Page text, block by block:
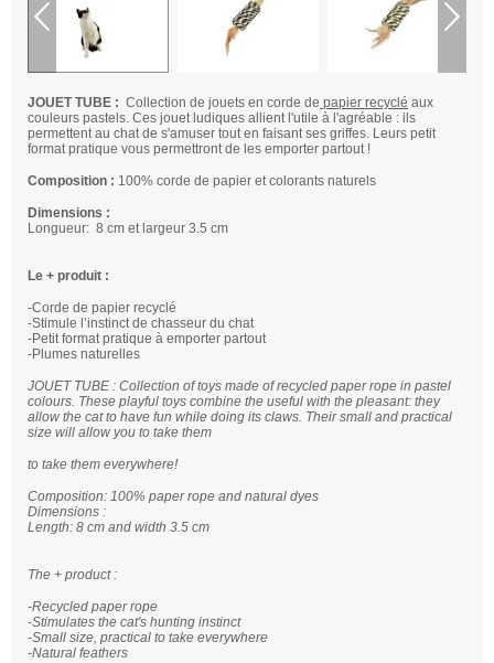
JOUET TUBE : Collection de jouets en corde de papier recyclé aux
couleurs pastels. Ces jouet ludiques allient l'utile à l'agréable : ils
permettent au chat de s'amuser tout en faisant ses griffes. Leurs petit
format pratique vous permettront de les emporter partout !
Composition : 100% corde de papier et colorants naturels
Dimensions :
Longueur: 8 cm et largeur 3.5 cm
Le + produit :
-Corde de papier recyclé
-Stimule l’instinct de chasseur du chat
-Petit format pratique à emporter partout
-Plumes naturelles
JOUET TUBE : Collection of toys made of recycled paper rope in pastel
colours. These playful toys combine the useful with the pleasant: they
allow the cat to have fun while doing its claws. Their small and practical
size will allow you to take them
to take them everywhere!
Composition: 100% paper rope and natural dyes
Dimensions :
Length: 8 cm and width 3.5 cm
The + product :
-Recycled paper rope
-Stimulates the cat's hunting instinct
-Small size, practical to take everywhere
-Natural feathers